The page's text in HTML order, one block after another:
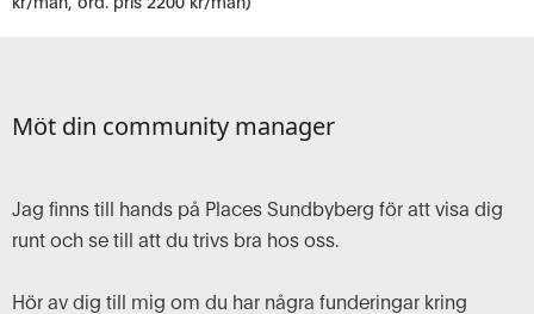
Möt din community manager
Jag finns till hands på Places Sundbyberg för att visa dig
runt och se till att du trivs bra hos oss.
Hör av dig till mig om du har några funderingar kring